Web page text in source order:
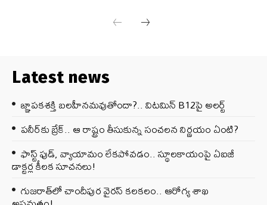
Latest news
జ్ఞాపకశక్తి బలహీనమవుతోందా?.. విటమిన్ B12పై అలర్ట్
పనీర్‌కు బ్రేక్.. ఆ రాష్ట్రం తీసుకున్న సంచలన నిర్ణయం ఏంటి?
ఫాస్ట్ ఫుడ్, వ్యాయామం లేకపోవడం.. స్థూలకాయంపై ఏఐజీ
డాక్టర్ల కీలక సూచనలు!
గుజరాత్‌లో చాందీపుర వైరస్ కలకలం.. ఆరోగ్య శాఖ